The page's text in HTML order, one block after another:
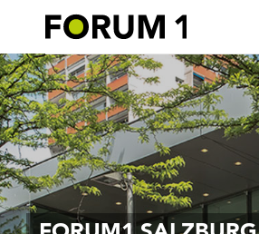
PRESSEAUSSENDUNGEN
Center & Marken
Events
Services